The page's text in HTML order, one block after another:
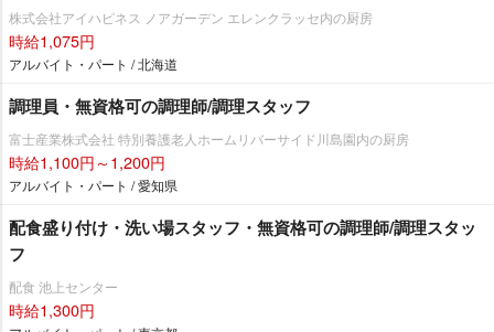
株式会社アイハピネス ノアガーデン エレンクラッセ内の厨房
時給1,075円
アルバイト・パート / 北海道
調理員・無資格可の調理師/調理スタッフ
富士産業株式会社 特別養護老人ホームリバーサイド川島園内の厨房
時給1,100円～1,200円
アルバイト・パート / 愛知県
配食盛り付け・洗い場スタッフ・無資格可の調理師/調理スタッ
フ
配食 池上センター
時給1,300円